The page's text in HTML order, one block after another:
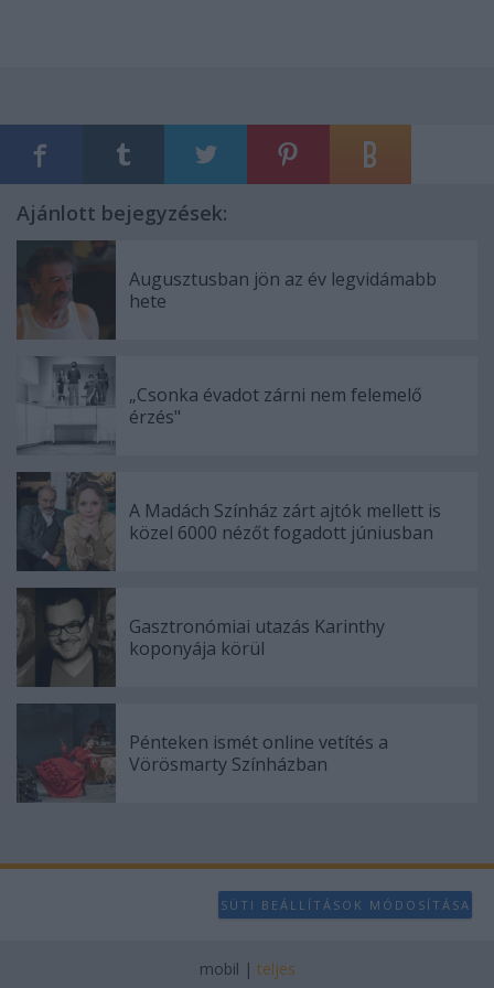
Ajánlott bejegyzések:
Augusztusban jön az év legvidámabb
hete
„Csonka évadot zárni nem felemelő
érzés"
A Madách Színház zárt ajtók mellett is
közel 6000 nézőt fogadott júniusban
Gasztronómiai utazás Karinthy
koponyája körül
Pénteken ismét online vetítés a
Vörösmarty Színházban
SÜTI BEÁLLÍTÁSOK MÓDOSÍTÁSA
mobil | teljes